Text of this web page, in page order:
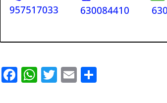
957517033 630084410
F W T E